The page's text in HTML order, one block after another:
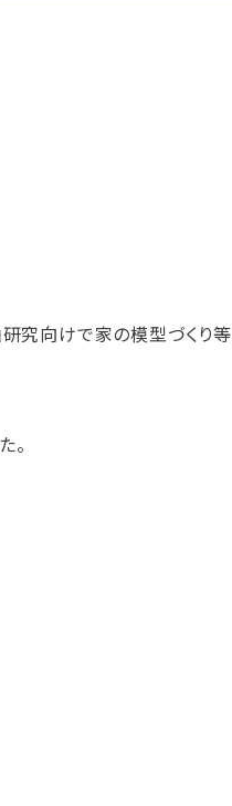
究向けで家の模型づくり等
。